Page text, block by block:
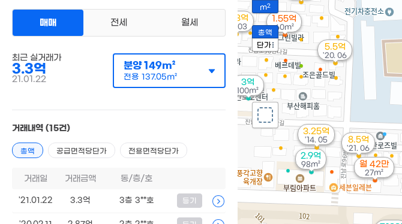
월 42만
27m²
2.9억
98m²
3억
100m²
1.55억
60m²
8.5억
'21. 06
5.5억
'20. 06
3.93억
'18. 03
3.25억
'14. 05
m2
총액
단가
매매 전세 월세
최근 실거래가
3.3억
21.01.22
분양149m²
전용 137.05m²
거래내역 (15건)
총액 공급면적당단가 전용면적당단가
거래일 거래금액 동/층/호
'21.01.22 3.3억 3층 3**호 등기